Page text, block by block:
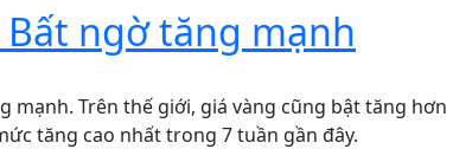
Bất ngờ tăng mạnh
mạnh. Trên thế giới, giá vàng cũng bật tăng hơn
tăng cao nhất trong 7 tuần gần đây.